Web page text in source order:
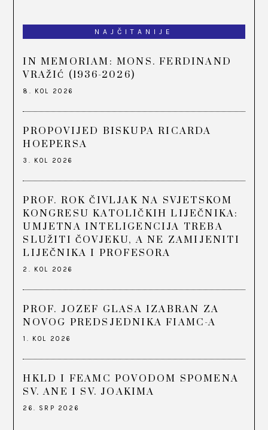
NAJČITANIJE
IN MEMORIAM: MONS. FERDINAND
VRAŽIĆ (1936-2026)
8. KOL 2026
PROPOVIJED BISKUPA RICARDA
HOEPERSA
3. KOL 2026
PROF. ROK ČIVLJAK NA SVJETSKOM
KONGRESU KATOLIČKIH LIJEČNIKA:
UMJETNA INTELIGENCIJA TREBA
SLUŽITI ČOVJEKU, A NE ZAMIJENITI
LIJEČNIKA I PROFESORA
2. KOL 2026
PROF. JOZEF GLASA IZABRAN ZA
NOVOG PREDSJEDNIKA FIAMC-A
1. KOL 2026
HKLD I FEAMC POVODOM SPOMENA
SV. ANE I SV. JOAKIMA
26. SRP 2026